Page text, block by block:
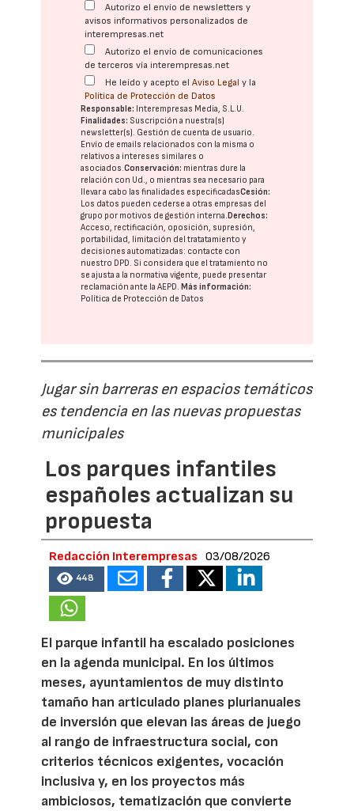
Autorizo el envío de newsletters y
avisos informativos personalizados de
interempresas.net
Autorizo el envío de comunicaciones
de terceros vía interempresas.net
He leído y acepto elAviso Legal y la
Política de Protección de Datos
Responsable: Interempresas Media, S.L.U.
Finalidades: Suscripción a nuestra(s)
newsletter(s). Gestión de cuenta de usuario.
Envío de emails relacionados con la misma o
relativos a intereses similares o
asociados.Conservación: mientras dure la
relación con Ud., o mientras sea necesario para
llevar a cabo las finalidades especificadasCesión:
Los datos pueden cederse a otras empresas del
grupo por motivos de gestión interna. Derechos:
Acceso, rectificación, oposición, supresión,
portabilidad, limitación del tratatamiento y
decisiones automatizadas: contacte con
nuestro DPD. Si considera que el tratamiento no
se ajusta a la normativa vigente, puede presentar
reclamación ante laAEPD. Más información:
Política de Protección de Datos
Jugar sin barreras en espacios temáticos
es tendencia en las nuevas propuestas
municipales
Los parques infantiles
españoles actualizan su
propuesta
Redacción Interempresas 03/08/2026
448
El parque infantil ha escalado posiciones
en la agenda municipal. En los últimos
meses, ayuntamientos de muy distinto
tamaño han articulado planes plurianuales
de inversión que elevan las áreas de juego
al rango de infraestructura social, con
criterios técnicos exigentes, vocación
inclusiva y, en los proyectos más
ambiciosos, tematización que convierte